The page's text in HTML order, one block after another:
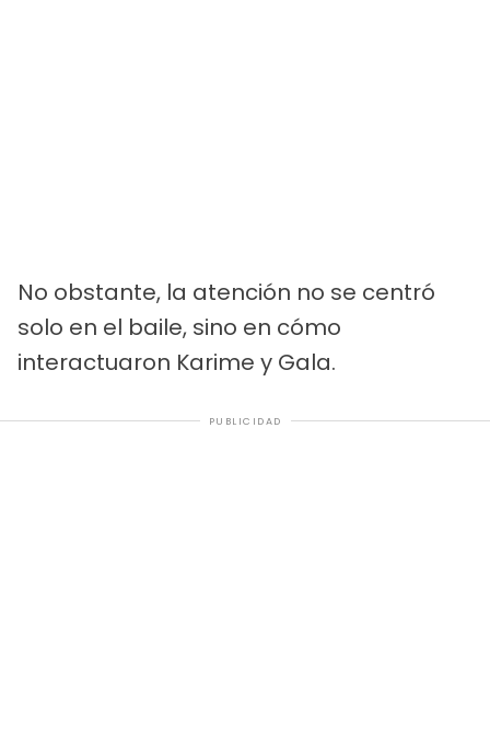
No obstante, la atención no se centró
solo en el baile, sino en cómo
interactuaron Karime y Gala.
PUBLICIDAD